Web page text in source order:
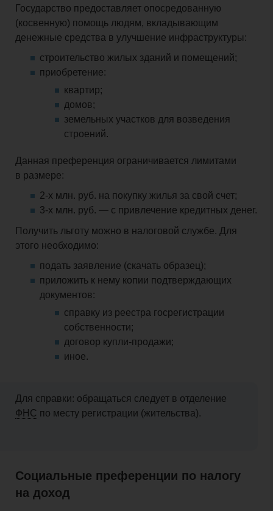
Государство предоставляет опосредованную
(косвенную) помощь людям, вкладывающим
денежные средства в улучшение инфраструктуры:
строительство жилых зданий и помещений;
приобретение:
квартир;
домов;
земельных участков для возведения
строений.
Данная преференция ограничивается лимитами
в размере:
2-х млн. руб. на покупку жилья за свой счет;
3-х млн. руб. — с привлечение кредитных денег.
Получить льготу можно в налоговой службе. Для
этого необходимо:
подать заявление (скачать образец);
приложить к нему копии подтверждающих
документов:
справку из реестра госрегистрации
собственности;
договор купли-продажи;
иное.
Для справки: обращаться следует в отделение
ФНС по месту регистрации (жительства).
Социальные преференции по налогу
на доход